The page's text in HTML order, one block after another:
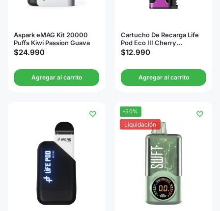
Aspark eMAG Kit 20000
Puffs Kiwi Passion Guava
$24.990
Agregar al carrito
Cartucho De Recarga Life
Pod Eco III Cherry
Bubblegum 20000 Puffs
$12.990
Agregar al carrito
-50%
Liquidación